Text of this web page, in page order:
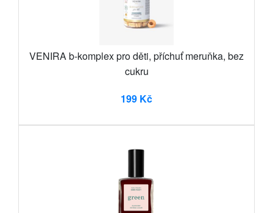
VENIRA b-komplex pro děti, příchuť meruňka, bez
cukru
199 Kč